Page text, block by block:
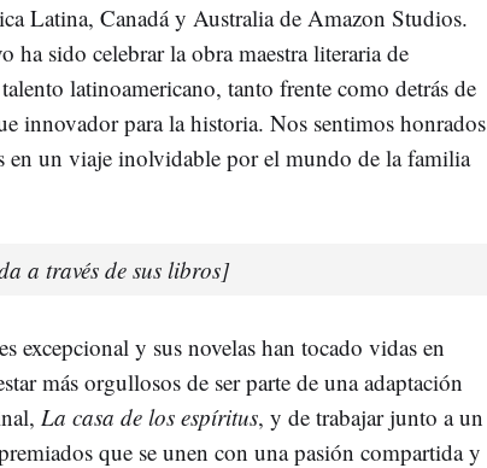
Latina, Canadá y Australia de Amazon Studios.
ha sido celebrar la obra maestra literaria de
latinoamericano, tanto frente como detrás de
innovador para la historia. Nos sentimos honrados
en un viaje inolvidable por el mundo de la familia
a través de sus libros]
excepcional y sus novelas han tocado vidas en
más orgullosos de ser parte de una adaptación
La casa de los espíritus, y de trabajar junto a un
que se unen con una pasión compartida y